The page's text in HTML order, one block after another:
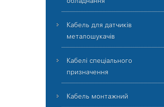
Кабель для датчиків
металошукачів
Кабелі спеціального
призначення
Кабель монтажний